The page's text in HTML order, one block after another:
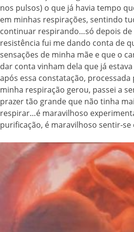
nos pulsos) o que já havia tempo
em minhas respirações, sentindo
continuar respirando…só depois
resistência fui me dando conta de
sensações de minha mãe e que o
dar conta vinham dela que já
após essa constatação, processada
minha respiração gerou, passei a
prazer tão grande que não tinha
respirar…é maravilhoso
purificação, é maravilhoso sentir-